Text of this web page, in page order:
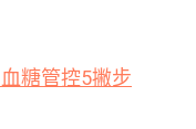
糖管控5撇步